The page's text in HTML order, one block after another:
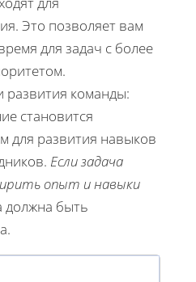
Это позволяет вам
для задач с более
развития команды:
становится
для развития навыков
Если задача
опыт и навыки
должна быть